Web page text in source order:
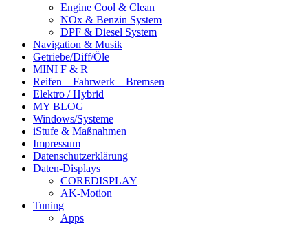
Engine Cool & Clean
NOx & Benzin System
DPF & Diesel System
Navigation & Musik
Getriebe/Diff/Öle
MINI F & R
Reifen – Fahrwerk – Bremsen
Elektro / Hybrid
MY BLOG
Windows/Systeme
iStufe & Maßnahmen
Impressum
Datenschutzerklärung
Daten-Displays
COREDISPLAY
AK-Motion
Tuning
Apps